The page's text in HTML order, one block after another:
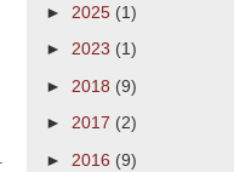
► 2025 (1)
► 2023 (1)
► 2018 (9)
► 2017 (2)
► 2016 (9)